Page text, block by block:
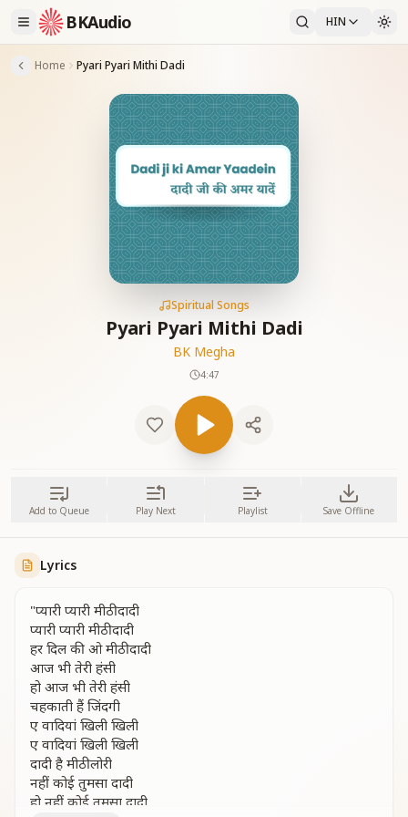
BKAudio HIN
Home Pyari Pyari Mithi Dadi
Spiritual Songs
Pyari Pyari Mithi Dadi
BK Megha
4:47
Add to Queue Play Next Playlist Save Offline
Lyrics
"प्यारी प्यारी मीठी दादी
प्यारी प्यारी मीठी दादी
हर दिल की ओ मीठी दादी
आज भी तेरी हंसी
हो आज भी तेरी हंसी
चहकाती हैं जिंदगी
ए वादियां खिली खिली
ए वादियां खिली खिली
दादी है मीठी लोरी
नहीं कोई तुमसा दादी
हो नहीं कोई तुमसा दादी